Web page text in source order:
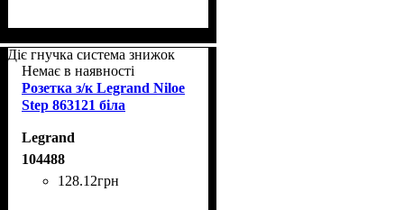
Діє гнучка система знижок
Немає в наявності
Розетка з/к Legrand Niloe
Step 863121 біла
Legrand
104488
128.12грн